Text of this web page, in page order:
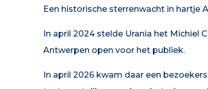
Een historische sterrenwacht in hartje
In april 2024 stelde Urania het Michiel
Antwerpen open voor het publiek.
In april 2026 kwam daar een